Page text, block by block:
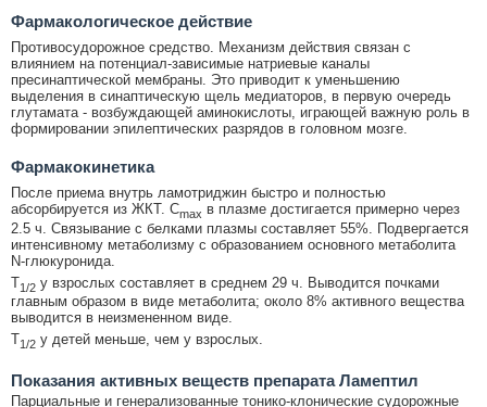
Фармакологическое действие
Противосудорожное средство. Механизм действия связан с
влиянием на потенциал-зависимые натриевые каналы
пресинаптической мембраны. Это приводит к уменьшению
выделения в синаптическую щель медиаторов, в первую очередь
глутамата - возбуждающей аминокислоты, играющей важную роль в
формировании эпилептических разрядов в головном мозге.
Фармакокинетика
После приема внутрь ламотриджин быстро и полностью
абсорбируется из ЖКТ. Cmax в плазме достигается примерно через
2.5 ч. Связывание с белками плазмы составляет 55%. Подвергается
интенсивному метаболизму с образованием основного метаболита
N-глюкуронида.
T1/2 у взрослых составляет в среднем 29 ч. Выводится почками
главным образом в виде метаболита; около 8% активного вещества
выводится в неизмененном виде.
T1/2 у детей меньше, чем у взрослых.
Показания активных веществ препарата Ламептил
Парциальные и генерализованные тонико-клонические судорожные